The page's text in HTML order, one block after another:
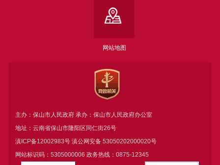
网站地图
主办：保山市人民政府 承办：保山市人民政府办公室
地址：云南省保山市隆阳区同仁街26号
滇ICP备12002983号滇公网安备 53050202000020号
网站标识码：5305000006 政务热线：0875-12345